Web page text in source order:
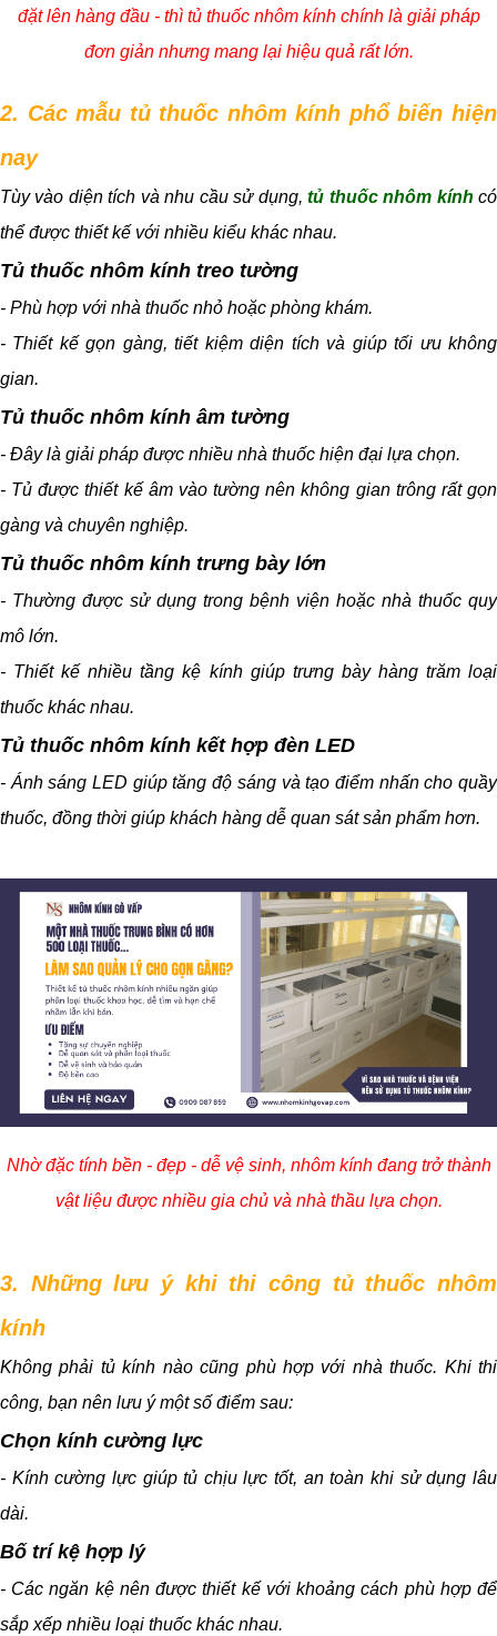
đặt lên hàng đầu - thì tủ thuốc nhôm kính chính là giải pháp
đơn giản nhưng mang lại hiệu quả rất lớn.
2. Các mẫu tủ thuốc nhôm kính phổ biến hiện
nay
Tùy vào diện tích và nhu cầu sử dụng,tủ thuốc nhôm kính có
thể được thiết kế với nhiều kiểu khác nhau.
Tủ thuốc nhôm kính treo tường
- Phù hợp với nhà thuốc nhỏ hoặc phòng khám.
- Thiết kế gọn gàng, tiết kiệm diện tích và giúp tối ưu không
gian.
Tủ thuốc nhôm kính âm tường
- Đây là giải pháp được nhiều nhà thuốc hiện đại lựa chọn.
- Tủ được thiết kế âm vào tường nên không gian trông rất gọn
gàng và chuyên nghiệp.
Tủ thuốc nhôm kính trưng bày lớn
- Thường được sử dụng trong bệnh viện hoặc nhà thuốc quy
mô lớn.
- Thiết kế nhiều tầng kệ kính giúp trưng bày hàng trăm loại
thuốc khác nhau.
Tủ thuốc nhôm kính kết hợp đèn LED
- Ánh sáng LED giúp tăng độ sáng và tạo điểm nhấn cho quầy
thuốc, đồng thời giúp khách hàng dễ quan sát sản phẩm hơn.
Nhờ đặc tính bền - đẹp - dễ vệ sinh, nhôm kính đang trở thành
vật liệu được nhiều gia chủ và nhà thầu lựa chọn.
3. Những lưu ý khi thi công tủ thuốc nhôm
kính
Không phải tủ kính nào cũng phù hợp với nhà thuốc. Khi thi
công, bạn nên lưu ý một số điểm sau:
Chọn kính cường lực
- Kính cường lực giúp tủ chịu lực tốt, an toàn khi sử dụng lâu
dài.
Bố trí kệ hợp lý
- Các ngăn kệ nên được thiết kế với khoảng cách phù hợp để
sắp xếp nhiều loại thuốc khác nhau.